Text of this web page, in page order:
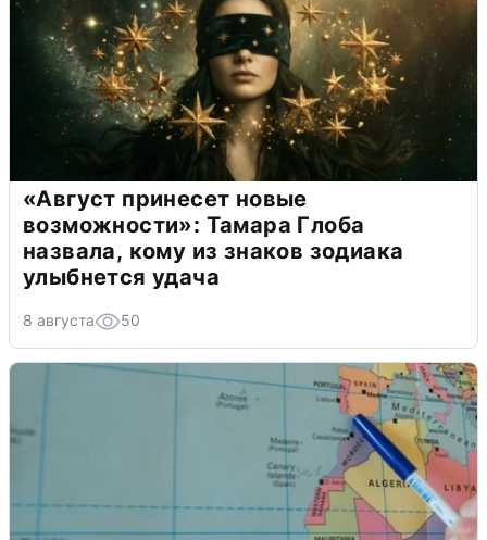
«Август принесет новые
возможности»: Тамара Глоба
назвала, кому из знаков зодиака
улыбнется удача
8 августа 50